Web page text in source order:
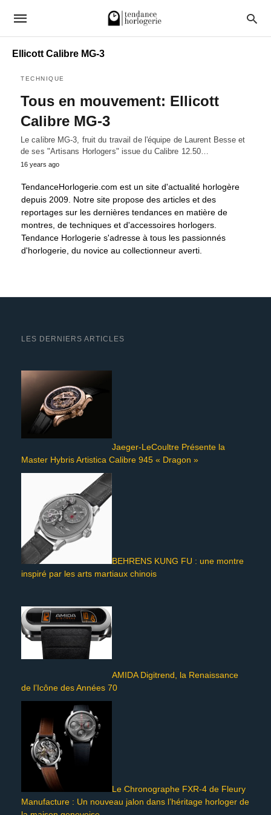
Ellicott Calibre MG-3
TECHNIQUE
Tous en mouvement: Ellicott
Calibre MG-3
Le calibre MG-3, fruit du travail de l'équipe de Laurent Besse et
de ses "Artisans Horlogers" issue du Calibre 12.50…
16 years ago
TendanceHorlogerie.com est un site d'actualité horlogère
depuis 2009. Notre site propose des articles et des
reportages sur les dernières tendances en matière de
montres, de techniques et d'accessoires horlogers.
Tendance Horlogerie s'adresse à tous les passionnés
d'horlogerie, du novice au collectionneur averti.
LES DERNIERS ARTICLES
Jaeger-LeCoultre Présente la
Master Hybris Artistica Calibre 945 « Dragon »
BEHRENS KUNG FU : une montre
inspiré par les arts martiaux chinois
AMIDA Digitrend, la Renaissance
de l’Icône des Années 70
Le Chronographe FXR-4 de Fleury
Manufacture : Un nouveau jalon dans l’héritage horloger de